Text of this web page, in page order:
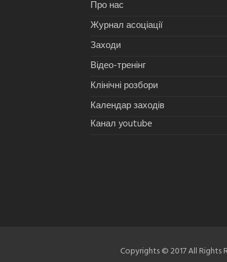
Про нас
Журнал асоціації
Заходи
Відео-тренінг
Клінічні розбори
Календар заходів
Канал youtube
Copyrights © 2017 All Rights